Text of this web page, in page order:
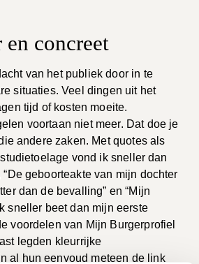
en concreet
van het publiek door in te
situaties. Veel dingen uit het
tijd of kosten moeite.
voortaan niet meer. Dat doe je
andere zaken. Met quotes als
vond ik sneller dan
“De geboorteakte van mijn dochter
dan de bevalling” en “Mijn
sneller beet dan mijn eerste
voordelen van Mijn Burgerprofiel
legden kleurrijke
al hun eenvoud meteen de link